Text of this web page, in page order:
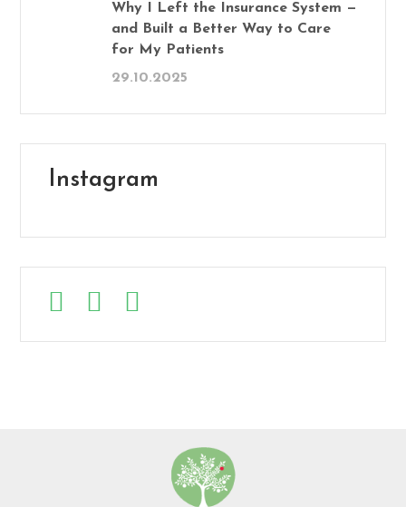
Why I Left the Insurance System —
and Built a Better Way to Care
for My Patients
29.10.2025
Instagram